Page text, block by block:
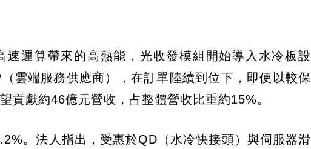
運算帶來的高熱能，光收發模組開始導入水冷板設
雲端服務供應商），在訂單陸續到位下，即便以較保
獻約46億元營收，占整體營收比重約15%。
。法人指出，受惠於QD（水冷快接頭）與伺服器滑